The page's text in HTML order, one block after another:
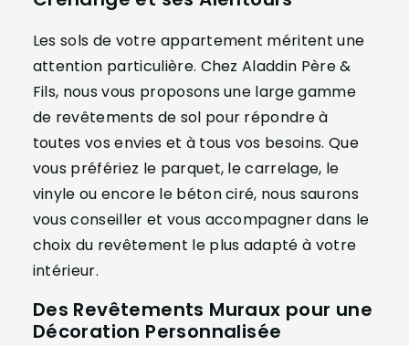
Les sols de votre appartement méritent une
attention particulière. Chez Aladdin Père &
Fils, nous vous proposons une large gamme
de revêtements de sol pour répondre à
toutes vos envies et à tous vos besoins. Que
vous préfériez le parquet, le carrelage, le
vinyle ou encore le béton ciré, nous saurons
vous conseiller et vous accompagner dans le
choix du revêtement le plus adapté à votre
intérieur.
Des Revêtements Muraux pour une
Décoration Personnalisée